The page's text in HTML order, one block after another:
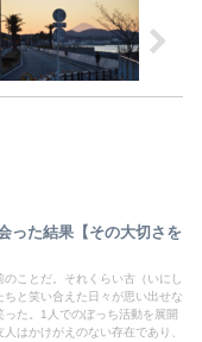
った結果【その大切さを
ことだ。それくらい古（いにし
と笑い合えた日々が思い出せな
た。1人でのぼっち活動を展開
はかけがえのない存在であり、